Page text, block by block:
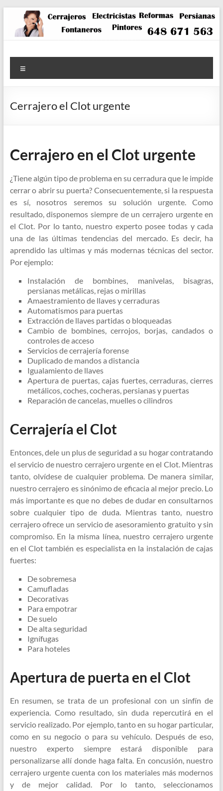
contenido
Cerrajero el Clot urgente
Cerrajero en el Clot urgente
¿Tiene algún tipo de problema en su cerradura que le impide
cerrar o abrir su puerta? Consecuentemente, si la respuesta
es sí, nosotros seremos su solución urgente. Como
resultado, disponemos siempre de un cerrajero urgente en
el Clot. Por lo tanto, nuestro experto posee todas y cada
una de las últimas tendencias del mercado. Es decir, ha
aprendido las ultimas y más modernas técnicas del sector.
Por ejemplo:
Instalación de bombines, manivelas, bisagras,
persianas metálicas, rejas o mirillas
Amaestramiento de llaves y cerraduras
Automatismos para puertas
Extracción de llaves partidas o bloqueadas
Cambio de bombines, cerrojos, borjas, candados o
controles de acceso
Servicios de cerrajería forense
Duplicado de mandos a distancia
Igualamiento de llaves
Apertura de puertas, cajas fuertes, cerraduras, cierres
metálicos, coches, cocheras, persianas y puertas
Reparación de cancelas, muelles o cilindros
Cerrajería el Clot
Entonces, dele un plus de seguridad a su hogar contratando
el servicio de nuestro cerrajero urgente en el Clot. Mientras
tanto, olvídese de cualquier problema. De manera similar,
nuestro cerrajero es sinónimo de eficacia al mejor precio. Lo
más importante es que no debes de dudar en consultarnos
sobre cualquier tipo de duda. Mientras tanto, nuestro
cerrajero ofrece un servicio de asesoramiento gratuito y sin
compromiso. En la misma línea, nuestro cerrajero urgente
en el Clot también es especialista en la instalación de cajas
fuertes:
De sobremesa
Camufladas
Decorativas
Para empotrar
De suelo
De alta seguridad
Ignífugas
Para hoteles
Apertura de puerta en el Clot
En resumen, se trata de un profesional con un sinfín de
experiencia. Como resultado, sin duda repercutirá en el
servicio realizado. Por ejemplo, tanto en su hogar particular,
como en su negocio o para su vehículo. Después de eso,
nuestro experto siempre estará disponible para
personalizarse allí donde haga falta. En concusión, nuestro
cerrajero urgente cuenta con los materiales más modernos
y de mejor calidad. Por lo tanto, seleccionamos